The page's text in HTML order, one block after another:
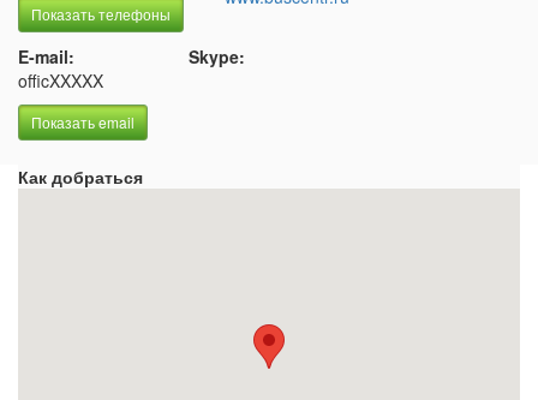
Показать телефоны
E-mail:
officXXXXX
Показать email
Skype:
Как добраться